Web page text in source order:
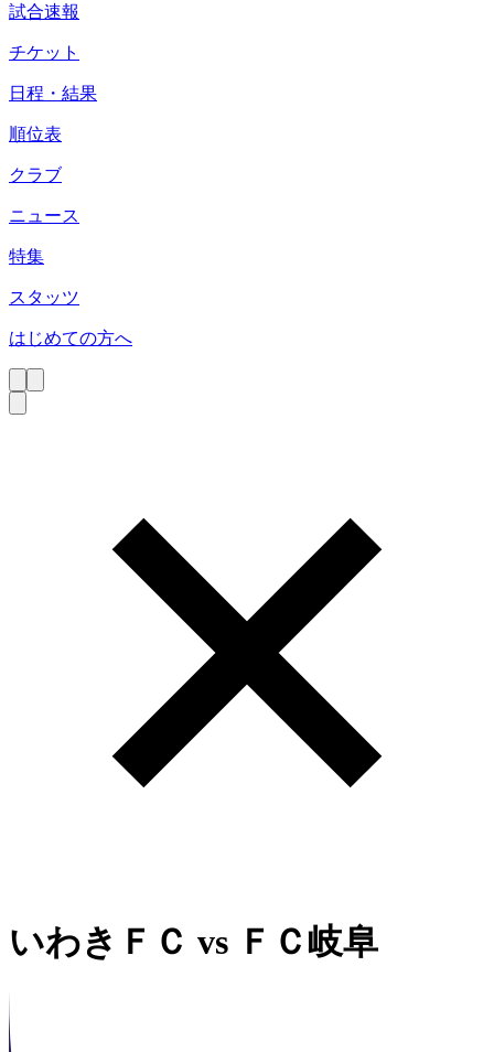
試合速報
チケット
日程・結果
順位表
クラブ
ニュース
特集
スタッツ
はじめての方へ
いわきＦＣ vs ＦＣ岐阜